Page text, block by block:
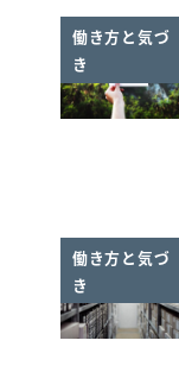
働き方と気づ
き
働き方と気づ
き